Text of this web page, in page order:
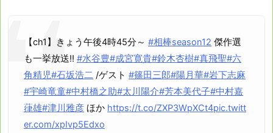
【ch1】きょう午後4時45分～ #相棒season12 傑作選
も一挙放送!! #水谷豊#成宮寛貴#鈴木杏樹#真飛聖#六
角精児#石坂浩二 /ゲスト #篠田三郎#陽月華#岩下志麻
#宇崎竜童#中村橋之助#太川陽介#芳本美代子#中村嘉
葎雄#津川雅彦 ほか https://t.co/ZXP3WpXCt4pic.twitt
er.com/xpIvp5Edxo